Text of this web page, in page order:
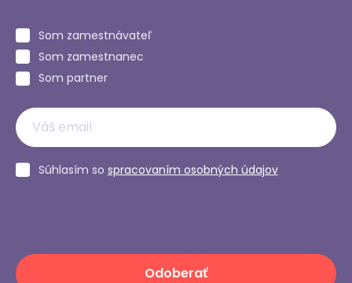
Som zamestnávateľ
Som zamestnanec
Som partner
Súhlasím so spracovaním osobných údajov
Odoberať